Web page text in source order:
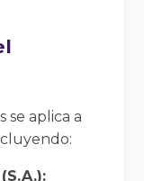
se aplica a